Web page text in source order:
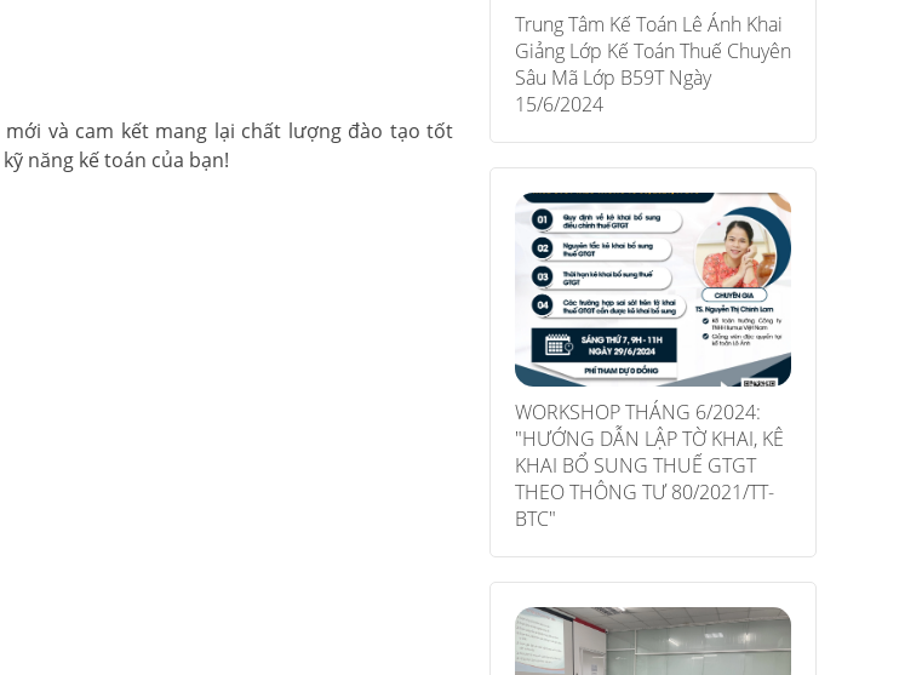
và cam kết mang lại chất lượng đào tạo tốt
năng kế toán của bạn!
Trung Tâm Kế Toán Lê Ánh Khai
Giảng Lớp Kế Toán Thuế Chuyên
Sâu Mã Lớp B59T Ngày
15/6/2024
WORKSHOP THÁNG 6/2024:
"HƯỚNG DẪN LẬP TỜ KHAI, KÊ
KHAI BỔ SUNG THUẾ GTGT
THEO THÔNG TƯ 80/2021/TT-
BTC"